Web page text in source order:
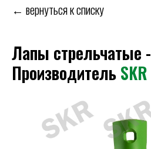
← вернуться к списку
Лапы стрельчатые -
ПроизводительSKR